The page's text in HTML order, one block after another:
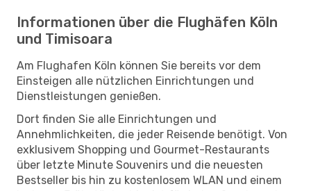
Informationen über die Flughäfen Köln
und Timisoara
Am Flughafen Köln können Sie bereits vor dem
Einsteigen alle nützlichen Einrichtungen und
Dienstleistungen genießen.
Dort finden Sie alle Einrichtungen und
Annehmlichkeiten, die jeder Reisende benötigt. Von
exklusivem Shopping und Gourmet-Restaurants
über letzte Minute Souvenirs und die neuesten
Bestseller bis hin zu kostenlosem WLAN und einem